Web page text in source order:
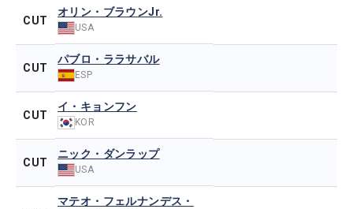
CUT
オリン・ブラウンJr.
USA
CUT
パブロ・ララサバル
ESP
CUT
イ・キョンフン
KOR
CUT
ニック・ダンラップ
USA
マテオ・フェルナンデス・